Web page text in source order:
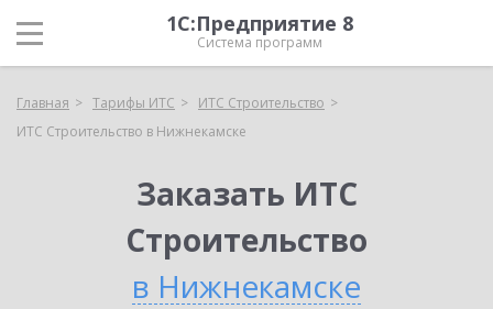
1С:Предприятие 8
Система программ
Главная Тарифы ИТС
ИТС Строительство
ИТС Строительство в Нижнекамске
Заказать ИТС
Строительство
в Нижнекамске